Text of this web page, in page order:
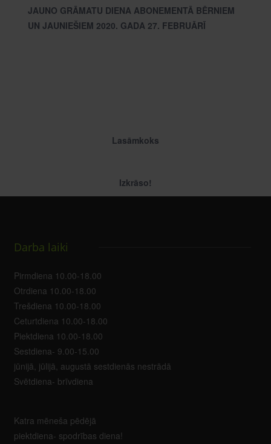
JAUNO GRĀMATU DIENA ABONEMENTĀ BĒRNIEM
UN JAUNIEŠIEM 2020. GADA 27. FEBRUĀRĪ
Lasāmkoks
Izkrāso!
Darba laiki
Pirmdiena 10.00-18.00
Otrdiena 10.00-18.00
Trešdiena 10.00-18.00
Ceturtdiena 10.00-18.00
Piektdiena 10.00-18.00
Sestdiena- 9.00-15.00
jūnijā, jūlijā, augustā sestdienās nestrādā
Svētdiena- brīvdiena
Katra mēneša pēdējā
piektdiena- spodrības diena!